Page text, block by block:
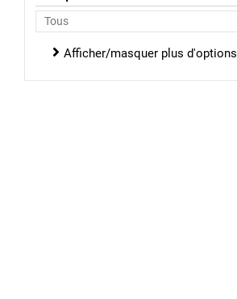
Afficher/masquer plus d'options